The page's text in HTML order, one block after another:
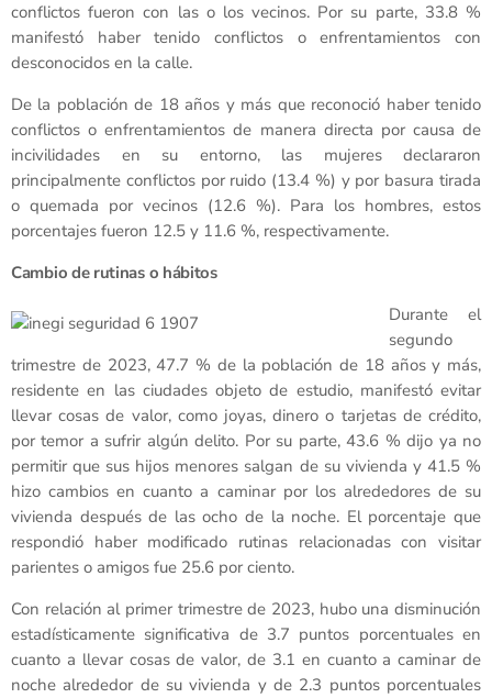
conflictos fueron con las o los vecinos. Por su parte, 33.8 %
manifestó haber tenido conflictos o enfrentamientos con
desconocidos en la calle.
De la población de 18 años y más que reconoció haber tenido
conflictos o enfrentamientos de manera directa por causa de
incivilidades en su entorno, las mujeres declararon
principalmente conflictos por ruido (13.4 %) y por basura tirada
o quemada por vecinos (12.6 %). Para los hombres, estos
porcentajes fueron 12.5 y 11.6 %, respectivamente.
Cambio de rutinas o hábitos
Durante el
segundo
trimestre de 2023, 47.7 % de la población de 18 años y más,
residente en las ciudades objeto de estudio, manifestó evitar
llevar cosas de valor, como joyas, dinero o tarjetas de crédito,
por temor a sufrir algún delito. Por su parte, 43.6 % dijo ya no
permitir que sus hijos menores salgan de su vivienda y 41.5 %
hizo cambios en cuanto a caminar por los alrededores de su
vivienda después de las ocho de la noche. El porcentaje que
respondió haber modificado rutinas relacionadas con visitar
parientes o amigos fue 25.6 por ciento.
Con relación al primer trimestre de 2023, hubo una disminución
estadísticamente significativa de 3.7 puntos porcentuales en
cuanto a llevar cosas de valor, de 3.1 en cuanto a caminar de
noche alrededor de su vivienda y de 2.3 puntos porcentuales